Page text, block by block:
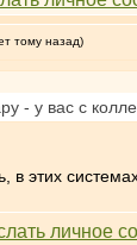
тому назад)
- у вас с
в этих